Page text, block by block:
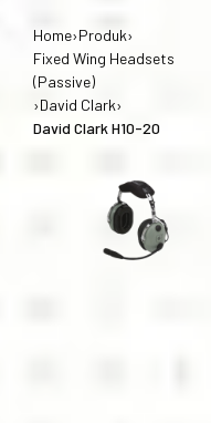
Home›Produk›
Fixed Wing Headsets
(Passive)
›David Clark›
David Clark H10-20